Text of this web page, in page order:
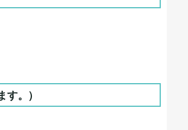
。）